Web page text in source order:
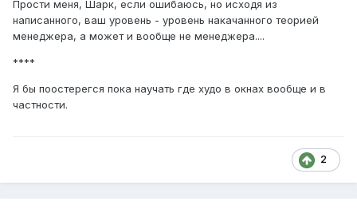
Прости меня, Шарк, если ошибаюсь, но исходя из
написанного, ваш уровень - уровень накачанного теорией
менеджера, а может и вообще не менеджера....
****
Я бы поостерегся пока научать где худо в окнах вообще и в
частности.
2